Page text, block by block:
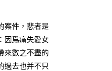
案件，悲者是
因爲痛失愛女
來數之不盡的
過去也并不只